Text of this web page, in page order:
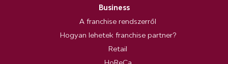
Business
A franchise rendszerről
Hogyan lehetek franchise partner?
Retail